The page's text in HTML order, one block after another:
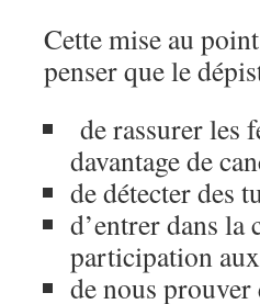
Cette mise au
penser que le
de rassurer les
davantage de
de détecter des
d’entrer dans la
participation
de nous